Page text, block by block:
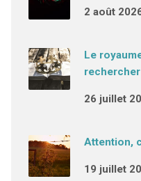
2 août
Le
rechercher
26 juillet
Attention,
19 juillet